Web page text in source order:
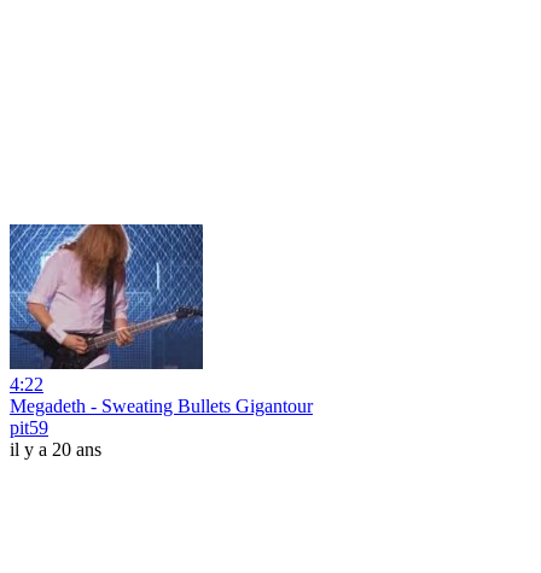
4:22
Megadeth - Sweating Bullets Gigantour
pit59
il y a 20 ans